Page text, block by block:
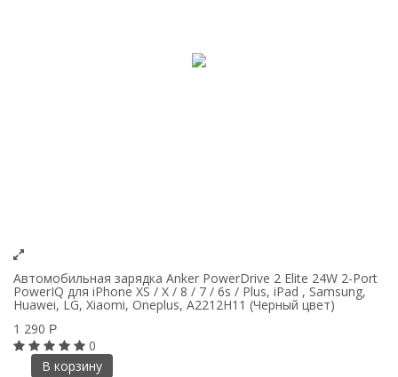
Автомобильная зарядка Anker PowerDrive 2 Elite 24W 2-Port
PowerIQ для iPhone XS / X / 8 / 7 / 6s / Plus, iPad , Samsung,
Huawei, LG, Xiaomi, Oneplus, A2212H11 (Черный цвет)
1 290 Р
0
В корзину